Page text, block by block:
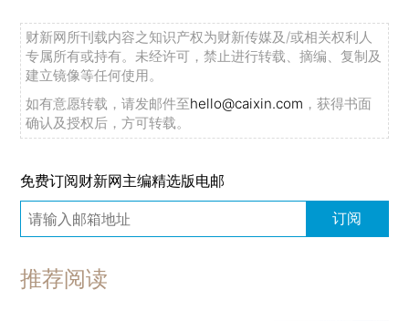
财新网所刊载内容之知识产权为财新传媒及/或相关权利人
专属所有或持有。未经许可，禁止进行转载、摘编、复制及
建立镜像等任何使用。
如有意愿转载，请发邮件至hello@caixin.com ，获得书面
确认及授权后，方可转载。
免费订阅财新网主编精选版电邮
订阅
推荐阅读